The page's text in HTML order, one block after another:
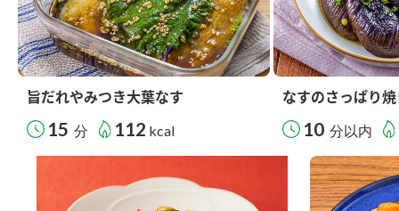
旨だれやみつき大葉なす
15 分 112 kcal
なすのさっぱり
10 分以内